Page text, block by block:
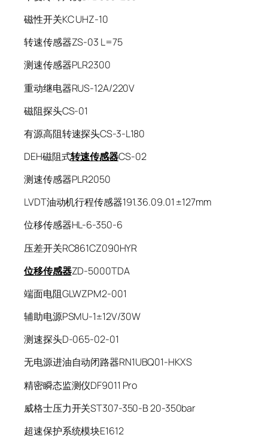
磁性开关KC UHZ-10
转速传感器ZS-03 L=75
测速传感器PLR2300
重动继电器RUS-12A/220V
磁阻探头CS-01
有源高阻转速探头CS-3-L180
DEH磁阻式转速传感器CS-02
测速传感器PLR2050
LVDT油动机行程传感器191.36.09.01 ±127mm
位移传感器HL-6-350-6
压差开关RC861CZ090HYR
位移传感器ZD-5000TDA
端面电阻GLWZPM2-001
辅助电源PSMU-1±12V/30W
测速探头D-065-02-01
无电源进油自动闭路器RN1UBQ01-HKXS
精密瞬态监测仪DF9011 Pro
威格士压力开关ST307-350-B 20-350bar
超速保护系统模块E1612